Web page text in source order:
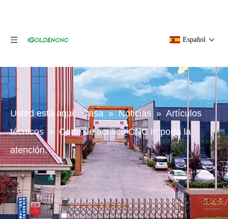
Español
Usted está aquí: Casa » Noticias » Artículos
técnicos » Corte de acrílico CNC importa la
atención.